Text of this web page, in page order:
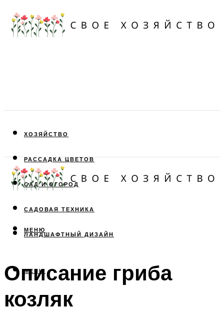
ХОЗЯЙСТВО
РАССАДКА ЦВЕТОВ
САД И ОГОРОД
САДОВАЯ ТЕХНИКА
ЛАНДШАФТНЫЙ ДИЗАЙН
МЕНЮ
МЕНЮ
Описание гриба
козляк